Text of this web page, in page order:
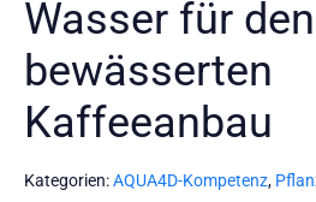
Wasser für den
bewässerten
Kaffeeanbau
Kategorien:AQUA4D-Kompetenz,